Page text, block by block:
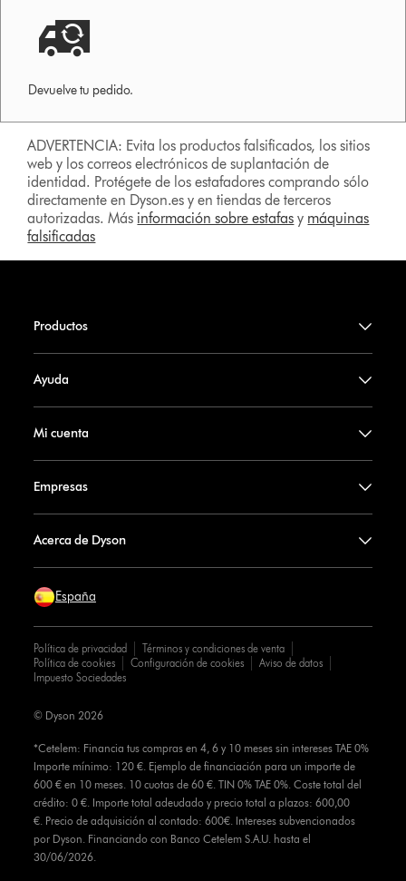
Devuelve tu pedido.
ADVERTENCIA: Evita los productos falsificados, los sitios
web y los correos electrónicos de suplantación de
identidad. Protégete de los estafadores comprando sólo
directamente en Dyson.es y en tiendas de terceros
autorizadas. Más información sobre estafas y máquinas
falsificadas
Productos
Ayuda
Mi cuenta
Empresas
Acerca de Dyson
España
Política de privacidad
Términos y condiciones de venta
Política de cookies
Configuración de cookies
Aviso de datos
Impuesto Sociedades
*Cetelem: Financia tus compras en 4, 6 y 10 meses sin intereses TAE 0%
Importe mínimo: 120 €. Ejemplo de financiación para un importe de
600 € en 10 meses. 10 cuotas de 60 €. TIN 0% TAE 0%. Coste total del
crédito: 0 €. Importe total adeudado y precio total a plazos: 600,00
€. Precio de adquisición al contado: 600€. Intereses subvencionados
por Dyson. Financiando con Banco Cetelem S.A.U. hasta el
30/06/2026.
© Dyson 2026